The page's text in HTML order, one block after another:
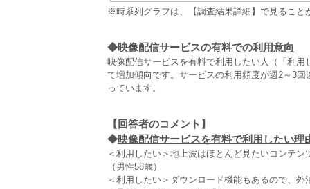
※時系列グラフは、【調査結果詳細】で見ること
◆映像配信サービスの有料での利用意向
映像配信サービスを有料で利用したい人（「利
て増加傾向です。サービスの利用頻度が週2～3
っています。
【回答者のコメント】
◆映像配信サービスを有料で利用したい
＜利用したい＞地上波はほとんど見たいコンテ
（男性58歳）
＜利用したい＞ダウンロード機能もあるので、